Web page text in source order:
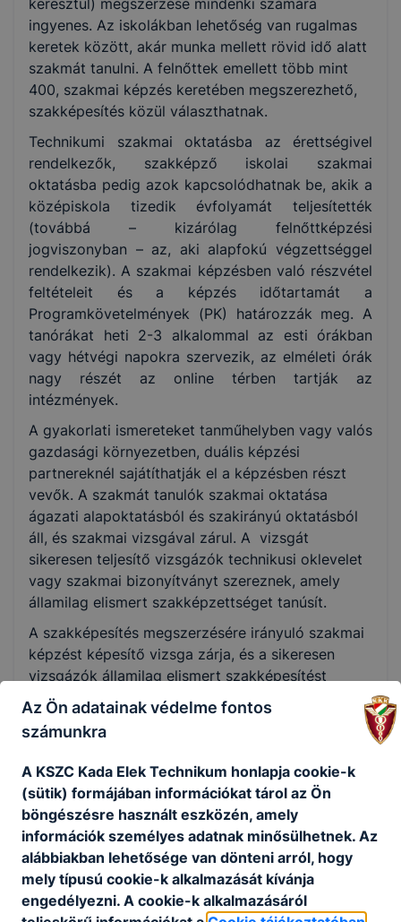
keresztül) megszerzése mindenki számára
ingyenes. Az iskolákban lehetőség van rugalmas
keretek között, akár munka mellett rövid idő alatt
szakmát tanulni. A felnőttek emellett több mint
400, szakmai képzés keretében megszerezhető,
szakképesítés közül választhatnak.
Technikumi szakmai oktatásba az érettségivel
rendelkezők, szakképző iskolai szakmai
oktatásba pedig azok kapcsolódhatnak be, akik a
középiskola tizedik évfolyamát teljesítették
(továbbá – kizárólag felnőttképzési
jogviszonyban – az, aki alapfokú végzettséggel
rendelkezik). A szakmai képzésben való részvétel
feltételeit és a képzés időtartamát a
Programkövetelmények (PK) határozzák meg. A
tanórákat heti 2-3 alkalommal az esti órákban
vagy hétvégi napokra szervezik, az elméleti órák
nagy részét az online térben tartják az
intézmények.
A gyakorlati ismereteket tanműhelyben vagy valós
gazdasági környezetben, duális képzési
partnereknél sajátíthatják el a képzésben részt
vevők. A szakmát tanulók szakmai oktatása
ágazati alapoktatásból és szakirányú oktatásból
áll, és szakmai vizsgával zárul. A vizsgát
sikeresen teljesítő vizsgázók technikusi oklevelet
vagy szakmai bizonyítványt szereznek, amely
államilag elismert szakképzettséget tanúsít.
A szakképesítés megszerzésére irányuló szakmai
képzést képesítő vizsga zárja, és a sikeresen
vizsgázók államilag elismert szakképesítést
tanúsító képesítő bizonyítványt kapnak.
Felnőttként az iskolában szakmákat és
szakképesítést is szerezhetek?
Igen. Az első két szakma megszerzését
felnőttképzési jogviszonyban is ingyenesen
biztosítja az állami szakképző intézmény és
az együttműködési megállapodással
rendelkező nem állami szakképző intézmény
Az Ön adatainak védelme fontos
számunkra
A KSZC Kada Elek Technikum honlapja cookie-k
(sütik) formájában információkat tárol az Ön
böngészésre használt eszközén, amely
információk személyes adatnak minősülhetnek. Az
alábbiakban lehetősége van dönteni arról, hogy
mely típusú cookie-k alkalmazását kívánja
engedélyezni. A cookie-k alkalmazásáról